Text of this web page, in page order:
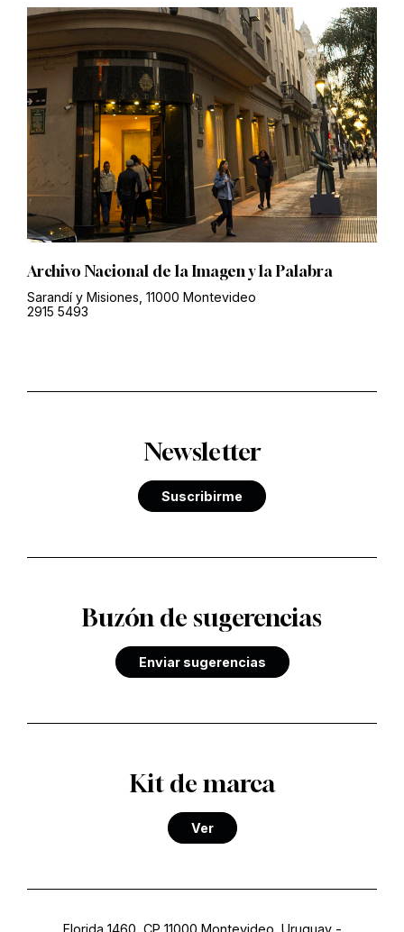
Archivo Nacional de la Imagen y la Palabra
Sarandí y Misiones, 11000 Montevideo
2915 5493
Newsletter
Suscribirme
Buzón de sugerencias
Enviar sugerencias
Kit de marca
Ver
Florida 1460, CP 11000 Montevideo, Uruguay-